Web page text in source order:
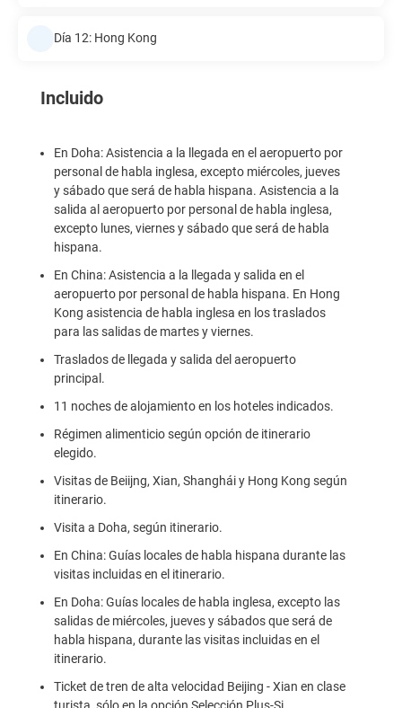
Día 12: Hong Kong
Incluido
En Doha: Asistencia a la llegada en el aeropuerto por
personal de habla inglesa, excepto miércoles, jueves
y sábado que será de habla hispana. Asistencia a la
salida al aeropuerto por personal de habla inglesa,
excepto lunes, viernes y sábado que será de habla
hispana.
En China: Asistencia a la llegada y salida en el
aeropuerto por personal de habla hispana. En Hong
Kong asistencia de habla inglesa en los traslados
para las salidas de martes y viernes.
Traslados de llegada y salida del aeropuerto
principal.
11 noches de alojamiento en los hoteles indicados.
Régimen alimenticio según opción de itinerario
elegido.
Visitas de Beiijng, Xian, Shanghái y Hong Kong según
itinerario.
Visita a Doha, según itinerario.
En China: Guías locales de habla hispana durante las
visitas incluidas en el itinerario.
En Doha: Guías locales de habla inglesa, excepto las
salidas de miércoles, jueves y sábados que será de
habla hispana, durante las visitas incluidas en el
itinerario.
Ticket de tren de alta velocidad Beijing - Xian en clase